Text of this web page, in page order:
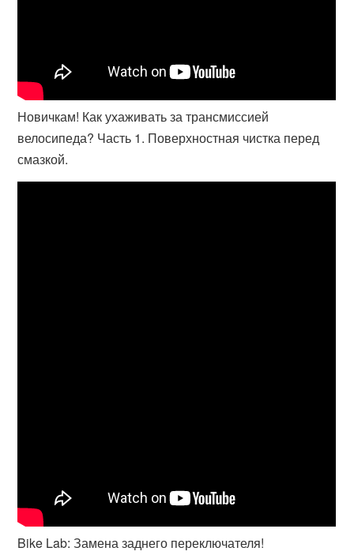
Новичкам! Как ухаживать за трансмиссией
велосипеда? Часть 1. Поверхностная чистка перед
смазкой.
Bike Lab: Замена заднего переключателя!